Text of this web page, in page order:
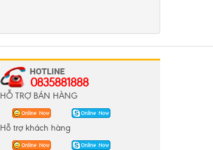
0835881888
HỖ TRỢ BÁN HÀNG
Hỗ trợ khách hàng